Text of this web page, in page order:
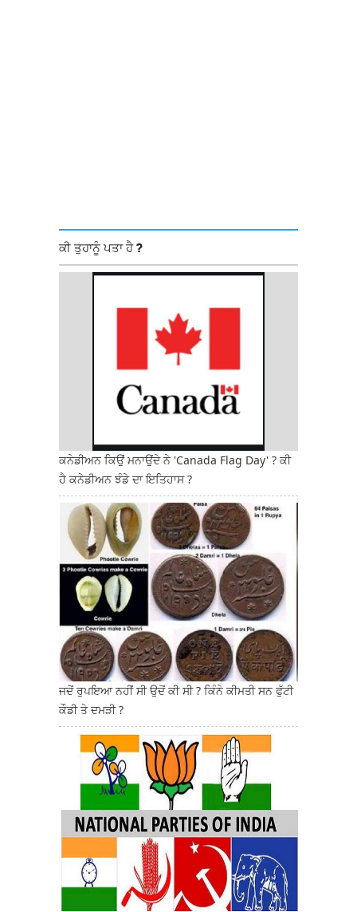
ਕੀ ਤੁਹਾਨੂੰ ਪਤਾ ਹੈ ?
ਕਨੇਡੀਅਨ ਕਿਉਂ ਮਨਾਉਂਦੇ ਨੇ 'Canada Flag Day' ? ਕੀ
ਹੈ ਕਨੇਡੀਅਨ ਝੰਡੇ ਦਾ ਇਤਿਹਾਸ ?
ਜਦੋਂ ਰੁਪਇਆ ਨਹੀਂ ਸੀ ਉਦੋਂ ਕੀ ਸੀ ? ਕਿੰਨੇ ਕੀਮਤੀ ਸਨ ਫੁੱਟੀ
ਕੌਡੀ ਤੇ ਦਮੜੀ ?